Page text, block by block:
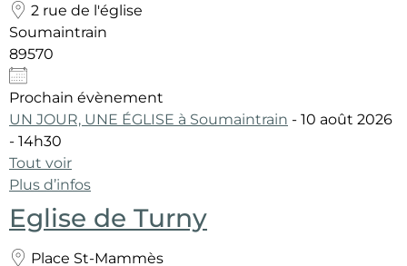
2 rue de l'église
Soumaintrain
89570
Prochain évènement
UN JOUR, UNE ÉGLISE à Soumaintrain - 10 août 2026
- 14h30
Tout voir
Plus d’infos
Eglise de Turny
Place St-Mammès